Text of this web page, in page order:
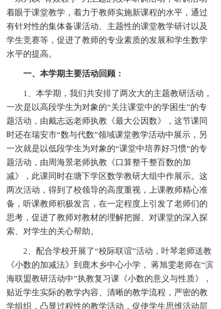
着眼于课堂教学，着力于教师实施新课程的水平，通过
有针对性的集体备课活动、主题性的课堂教学研讨以及
学生竞赛等，促进了教师的专业素质的发展和学生数学
水平的提高。
一、本学期主要活动回顾：
1、本学期，我们共安排了两次大的主题教研活动，
一次是以高段学生为对象的“关注课堂中的学困生”的专
题活动，由戴志远老师执教《最大公因数》，这节课同
时还在瑞安市“数与代数”领域课堂教学活动中展示，另
一次就是以低段学生为对象的“课堂中培养好习惯“的专
题活动，由周海景老师执教《口算整千整百数的加
减》，此课同时在塘下学区数学教研大组中作展示。这
两次活动，得到了校领导的高度重视，上课教师精心准
备，听课教师积极发言，在一定程度上引发了老师们的
思考，促进了教师对教材的理解把握、对课堂的深入探
索、对学生的关心帮助。
2、配合学校开展了“校际联谊”活动，叶琴老师送教
《小数的加减法》到鹿木乡中心小学， 蒋旭雯老师在“滨
海联盟教研活动中”执教复习课《小数的意义与性质》，
贴近学生实际的教学内容、清晰的教学流程，严密的教
学组织，凸显过程性的教学活动，促使学生思维活动层